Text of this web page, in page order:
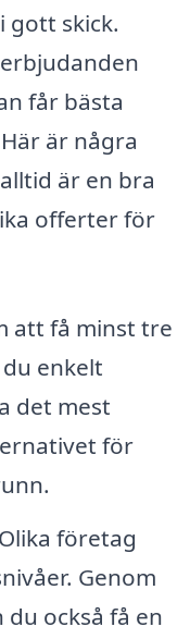
gott skick.
får bästa
är några
är en bra
offerter för
att få minst tre
enkelt
det mest
för
Olika företag
Genom
också få en